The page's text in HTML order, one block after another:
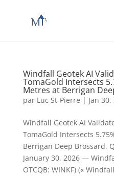
Windfall Geotek AI
TomaGold Intersects
Metres at Berrigan
par Luc St-Pierre | Jan 30,
Windfall Geotek AI
TomaGold Intersects
Berrigan Deep Brossard,
January 30, 2026 —
OTCQB: WINKF) («